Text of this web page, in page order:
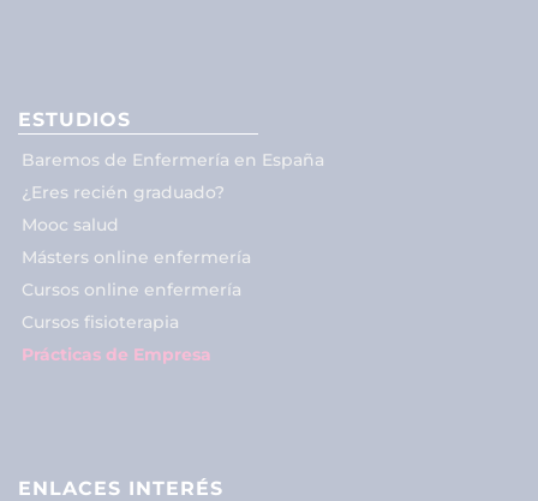
ESTUDIOS
Baremos de Enfermería en España
¿Eres recién graduado?
Mooc salud
Másters online enfermería
Cursos online enfermería
Cursos fisioterapia
Prácticas de Empresa
ENLACES INTERÉS